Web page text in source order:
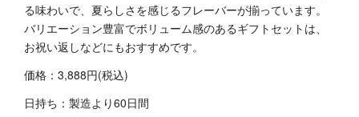
る味わいで、夏らしさを感じるフレーバーが揃っています。
バリエーション豊富でボリューム感のあるギフトセットは、
お祝い返しなどにもおすすめです。
価格：3,888円(税込)
日持ち：製造より60日間